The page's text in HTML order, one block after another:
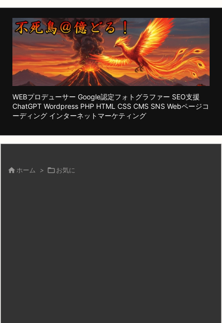
WEBプロデューサー Google認定フォトグラファー SEO支援
ChatGPT Wordpress PHP HTML CSS CMS SNS Webページコ
ーディング インターネットマーケティング
 ホーム > お気に